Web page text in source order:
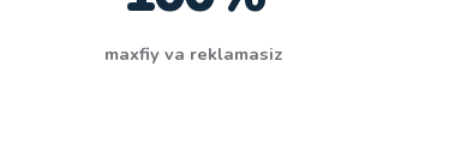
maxfiy va reklamasiz